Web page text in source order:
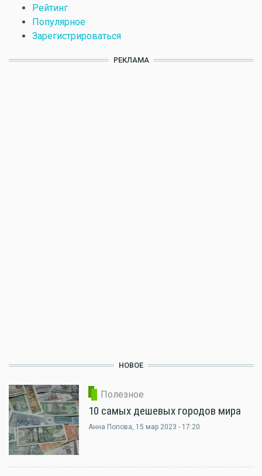
Рейтинг
Популярное
Зарегистрироваться
РЕКЛАМА
НОВОЕ
Полезное
10 самых дешевых городов мира
Анна Попова, 15 мар 2023 - 17:20